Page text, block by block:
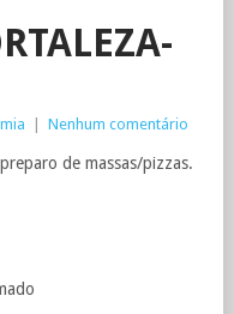
Nenhum comentário
de massas/pizzas.